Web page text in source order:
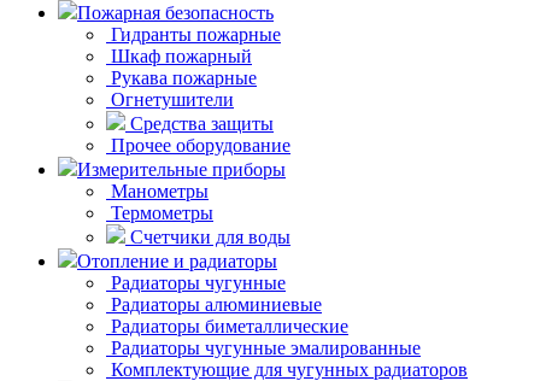
Пожарная безопасность
Гидранты пожарные
Шкаф пожарный
Рукава пожарные
Огнетушители
Средства защиты
Прочее оборудование
Измерительные приборы
Манометры
Термометры
Счетчики для воды
Отопление и радиаторы
Радиаторы чугунные
Радиаторы алюминиевые
Радиаторы биметаллические
Радиаторы чугунные эмалированные
Комплектующие для чугунных радиаторов